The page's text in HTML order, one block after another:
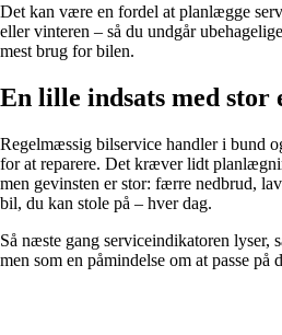
Det kan være en fordel at planlægge
eller vinteren – så du undgår
mest brug for bilen.
En lille indsats med stor
Regelmæssig bilservice handler i bund
for at reparere. Det kræver lidt
men gevinsten er stor: færre nedbrud,
bil, du kan stole på – hver dag.
Så næste gang serviceindikatoren lyser,
men som en påmindelse om at passe på